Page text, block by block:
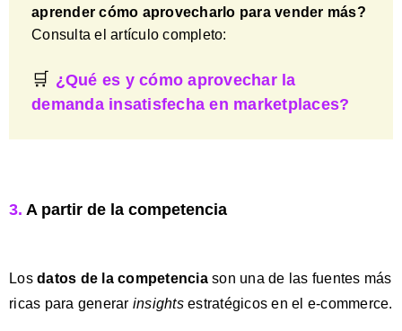
aprender cómo aprovecharlo para vender más?
Consulta el artículo completo:
🛒 ¿Qué es y cómo aprovechar la
demanda insatisfecha en marketplaces?
3. A partir de la competencia
Los datos de la competencia son una de las fuentes más
ricas para generar insightsestratégicos en el e-commerce.